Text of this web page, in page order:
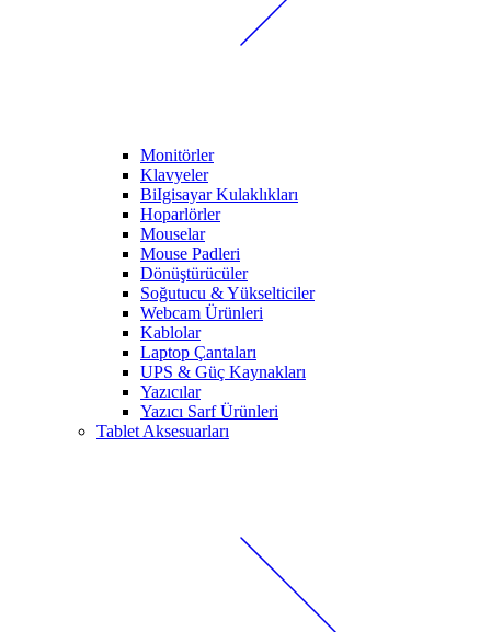
Monitörler
Klavyeler
BiIgisayar Kulaklıkları
Hoparlörler
Mouselar
Mouse Padleri
Dönüştürücüler
Soğutucu & Yükselticiler
Webcam Ürünleri
Kablolar
Laptop Çantaları
UPS & Güç Kaynakları
Yazıcılar
Yazıcı Sarf Ürünleri
Tablet Aksesuarları